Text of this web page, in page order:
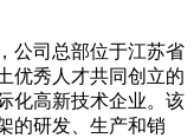
公司总部位于江苏省
优秀人才共同创立的
化高新技术企业。该
的研发、生产和销